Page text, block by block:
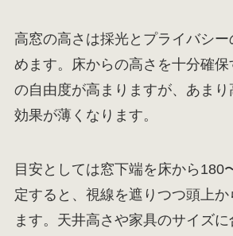
高窓の高さは採光とプライバシ
めます。床からの高さを十分確
の自由度が高まりますが、あま
効果が薄くなります。
目安としては窓下端を床から180
定すると、視線を遮りつつ頭上
ます。天井高さや家具のサイズ